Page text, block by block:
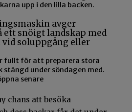
upp i den lilla backen.
fullt för att preparera stora
stängd under söndagen med.
senare
chans att besöka